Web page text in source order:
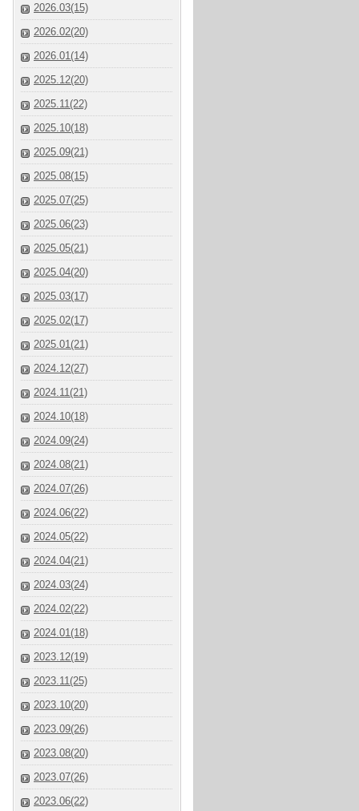
2026.03(15)
2026.02(20)
2026.01(14)
2025.12(20)
2025.11(22)
2025.10(18)
2025.09(21)
2025.08(15)
2025.07(25)
2025.06(23)
2025.05(21)
2025.04(20)
2025.03(17)
2025.02(17)
2025.01(21)
2024.12(27)
2024.11(21)
2024.10(18)
2024.09(24)
2024.08(21)
2024.07(26)
2024.06(22)
2024.05(22)
2024.04(21)
2024.03(24)
2024.02(22)
2024.01(18)
2023.12(19)
2023.11(25)
2023.10(20)
2023.09(26)
2023.08(20)
2023.07(26)
2023.06(22)